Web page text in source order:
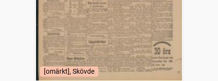
[omärkt], Skövde